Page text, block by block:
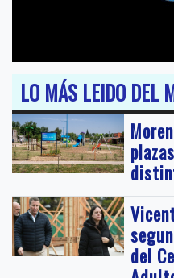
LO MÁS LEIDO DEL
del